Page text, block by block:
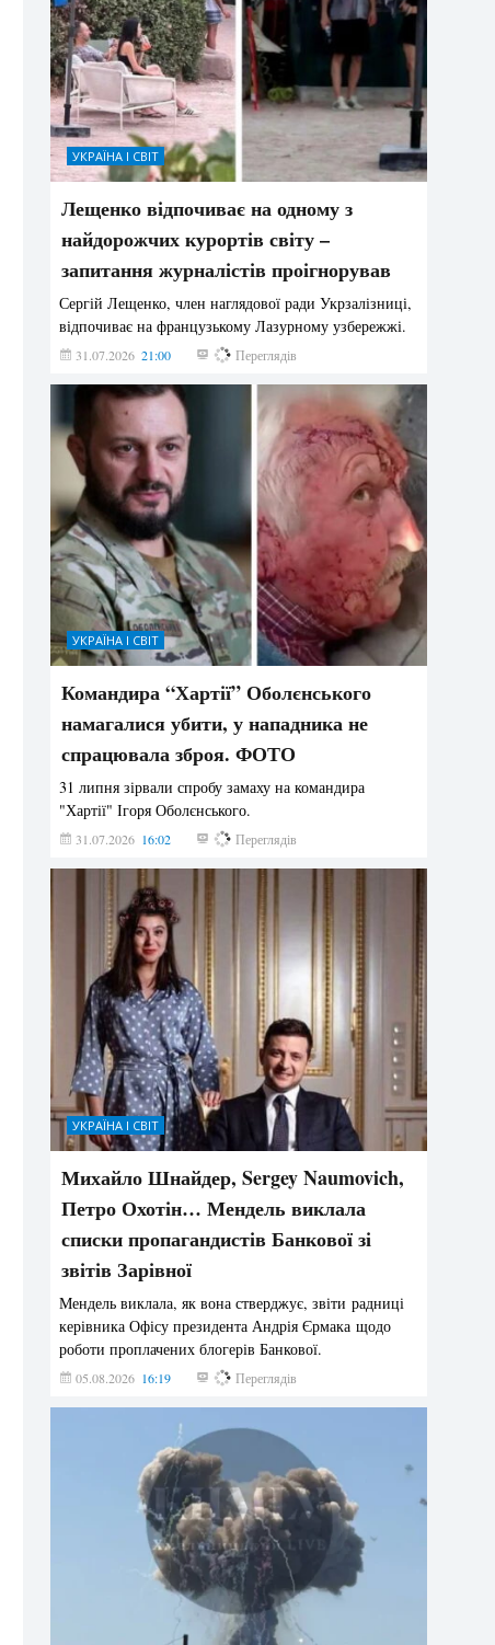
УКРАЇНА І СВІТ
Лещенко відпочиває на одному з
найдорожчих курортів світу –
запитання журналістів проігнорував
Сергій Лещенко, член наглядової ради Укрзалізниці,
відпочиває на французькому Лазурному узбережжі.
31.07.2026 21:00 209 Переглядів
УКРАЇНА І СВІТ
Командира “Хартії” Оболєнського
намагалися убити, у нападника не
спрацювала зброя. ФОТО
31 липня зірвали спробу замаху на командира
"Хартії" Ігоря Оболєнського.
31.07.2026 16:02 193 Переглядів
УКРАЇНА І СВІТ
Михайло Шнайдер, Sergey Naumovich,
Петро Охотін… Мендель виклала
списки пропагандистів Банкової зі
звітів Зарівної
Мендель виклала, як вона стверджує, звіти радниці
керівника Офісу президента Андрія Єрмака щодо
роботи проплачених блогерів Банкової.
05.08.2026 16:19 192 Переглядів